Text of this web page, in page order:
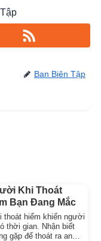
Ban Biên Tập
Khi Thoát
Bạn Đang Mắc
thoát hiểm khiến người
thời gian. Nhận biết
gặp để thoát ra an